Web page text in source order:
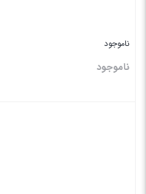
ناموجود
ناموجود